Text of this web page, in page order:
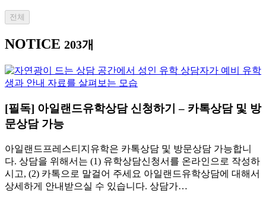
전체
NOTICE 203개
[필독] 아일랜드유학상담 신청하기 – 카톡상담 및 방
문상담 가능
아일랜드프레스티지유학은 카톡상담 및 방문상담 가능합니
다. 상담을 위해서는 (1) 유학상담신청서를 온라인으로 작성하
시고, (2) 카톡으로 말걸어 주세요 아일랜드유학상담에 대해서
상세하게 안내받으실 수 있습니다. 상담가…